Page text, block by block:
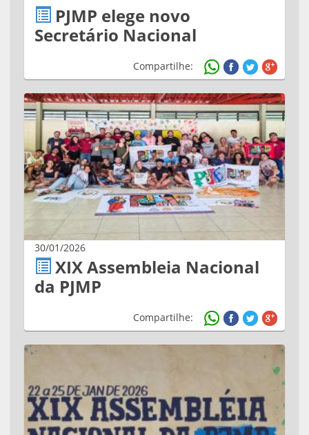
PJMP elege novo
Secretário Nacional
Compartilhe:
30/01/2026
XIX Assembleia Nacional
da PJMP
Compartilhe: